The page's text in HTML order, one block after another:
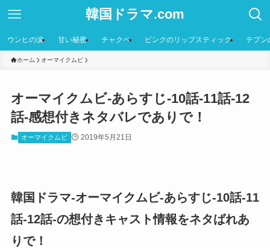
韓国ドラマ.com
ウンヒの涙 甘い秘密 チャクペ ピンクのリップスティック テプン
ホーム オーマイクムビ
オーマイクムビ-あらすじ-10話-11話-12
話-感想付きネタバレでありで！
オーマイクムビ 2019年5月21日
韓国ドラマ-オーマイクムビ-あらすじ-10話-11
話-12話-の想付きキャスト情報をネタばれあ
りで！